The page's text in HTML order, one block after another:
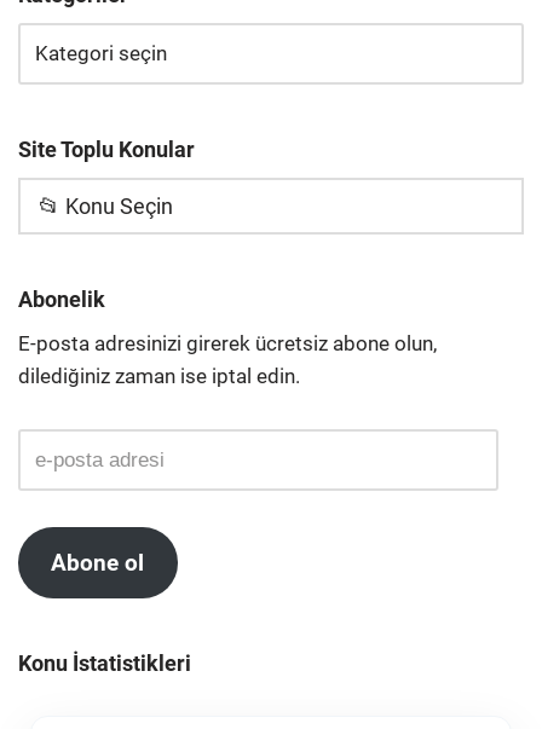
Site Toplu Konular
📂 Konu Seçin
Abonelik
E-posta adresinizi girerek ücretsiz abone olun,
dilediğiniz zaman ise iptal edin.
Abone ol
Konu İstatistikleri